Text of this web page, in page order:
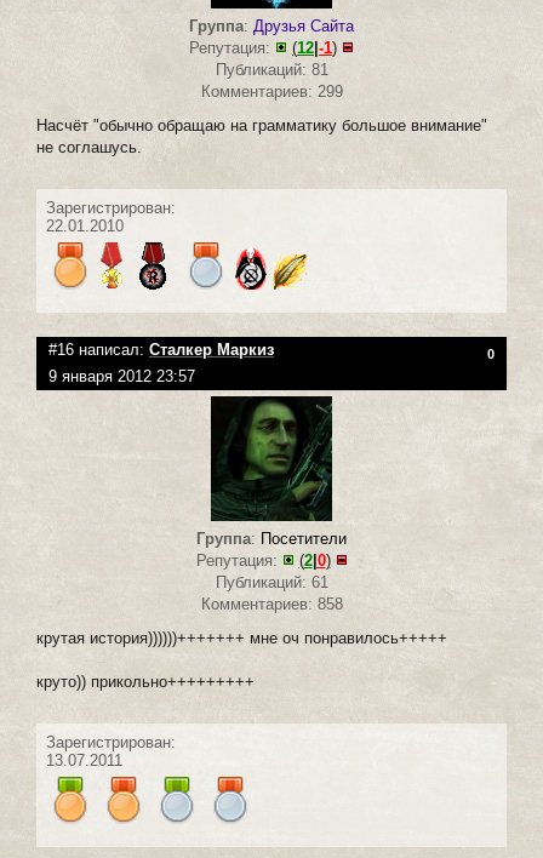
Группа: Друзья Сайта
Репутация:
(12 -1)
Публикаций: 81
Комментариев: 299
Насчёт "обычно обращаю на грамматику большое внимание"
не соглашусь.
Зарегистрирован:
22.01.2010
#16 написал: Сталкер Маркиз 0
9 января 2012 23:57
Группа: Посетители
Репутация:
(2| 0)
Публикаций: 61
Комментариев: 858
крутая история))))))+++++++ мне оч понравилось+++++
круто)) прикольно+++++++++
Зарегистрирован:
13.07.2011